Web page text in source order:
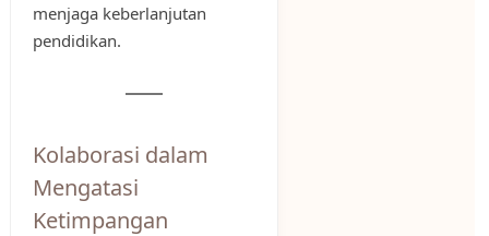
menjaga keberlanjutan
pendidikan.
Kolaborasi dalam
Mengatasi
Ketimpangan